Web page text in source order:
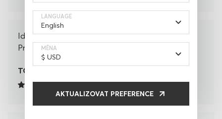
LANGUAGE
MĚNA
AKTUALIZOVAT PREFERENCE
Ideální relax po dlouhém a náročném dni.
Pranamat mi vždy uvolní ztuhlá záda.
TOMÁŠ POHANKA